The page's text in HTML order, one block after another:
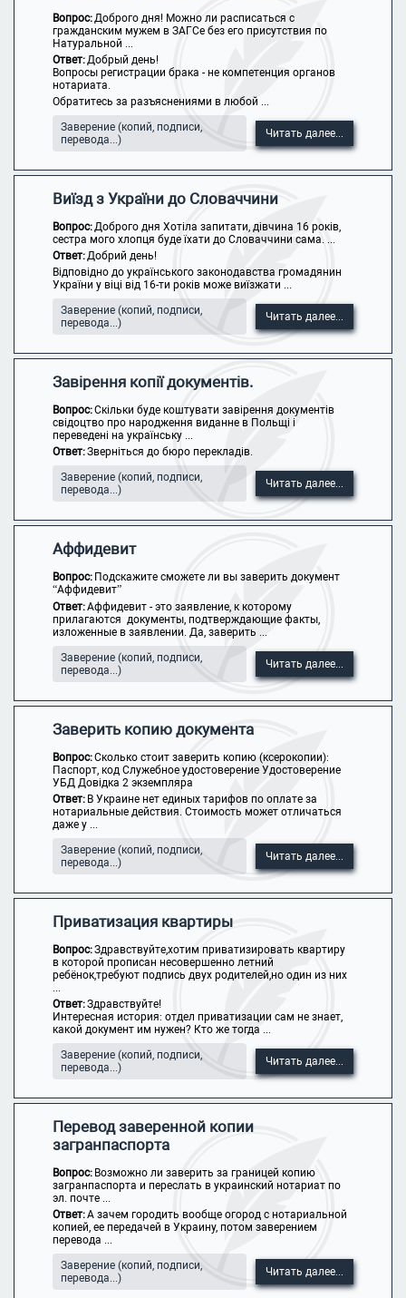
Вопрос:Доброго дня! Можно ли расписаться с
гражданским мужем в ЗАГСе без его присутствия по
Натуральной ...
Ответ:Добрый день!
Вопросы регистрации брака - не компетенция органов
нотариата.
Обратитесь за разъяснениями в любой ...
Заверение (копий, подписи,
перевода...)
Читать далее...
Виїзд з України до Словаччини
Вопрос:Доброго дня Хотіла запитати, дівчина 16 років,
сестра мого хлопця буде їхати до Словаччини сама. ...
Ответ:Добрий день!
Відповідно до українського законодавства громадянин
України у віці від 16-ти років може виїзжати ...
Заверение (копий, подписи,
перевода...)
Читать далее...
Завірення копії документів.
Вопрос:Скільки буде коштувати завірення документів
свідоцтво про народження виданне в Польщі і
переведені на українську ...
Ответ:Зверніться до бюро перекладів.
Заверение (копий, подписи,
перевода...)
Читать далее...
Аффидевит
Вопрос: Подскажите сможете ли вы заверить документ
“Аффидевит”
Ответ:Аффидевит - это заявление, к которому
прилагаются документы, подтверждающие факты,
изложенные в заявлении. Да, заверить ...
Заверение (копий, подписи,
перевода...)
Читать далее...
Заверить копию документа
Вопрос:Сколько стоит заверить копию (ксерокопии):
Паспорт, код Служебное удостоверение Удостоверение
УБД Довідка 2 экземпляра
Ответ: В Украине нет единых тарифов по оплате за
нотариальные действия. Стоимость может отличаться
даже у ...
Заверение (копий, подписи,
перевода...)
Читать далее...
Приватизация квартиры
Вопрос:Здравствуйте,хотим приватизировать квартиру
в которой прописан несовершенно летний
ребёнок,требуют подпись двух родителей,но один из них
...
Ответ:Здравствуйте!
Интересная история: отдел приватизации сам не знает,
какой документ им нужен? Кто же тогда ...
Заверение (копий, подписи,
перевода...)
Читать далее...
Перевод заверенной копии
загранпаспорта
Вопрос: Возможно ли заверить за границей копию
загранпаспорта и переслать в украинский нотариат по
эл. почте ...
Ответ:А зачем городить вообще огород с нотариальной
копией, ее передачей в Украину, потом заверением
перевода ...
Заверение (копий, подписи,
перевода...)
Читать далее...